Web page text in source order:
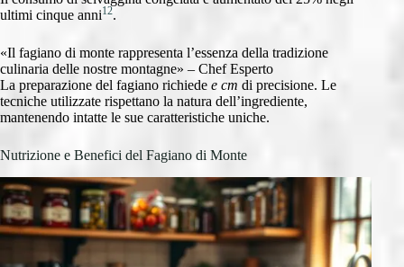
ultimi cinque anni12.
«Il fagiano di monte rappresenta l’essenza della tradizione
culinaria delle nostre montagne» – Chef Esperto
La preparazione del fagiano richiede e cm di precisione. Le
tecniche utilizzate rispettano la natura dell’ingrediente,
mantenendo intatte le sue caratteristiche uniche.
Nutrizione e Benefici del Fagiano di Monte